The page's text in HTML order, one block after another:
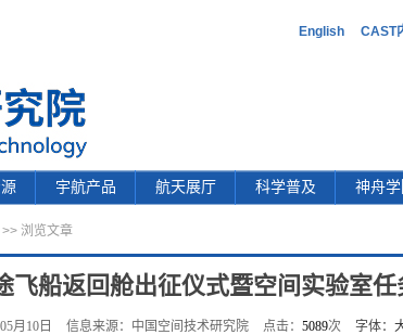
English CAST
宇航产品 航天展厅 科学普及 神舟学
>> 浏览文章
飞船返回舱出征仪式暨空间实验室
月10日 信息来源：中国空间技术研究院 点击： 5089次 字体：